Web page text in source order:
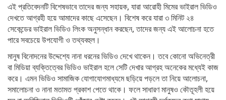
এই প্রতিবেদনটি বিশেষভাবে তাদের জন্য সহায়ক, যারা আরোহী মিমের ভাইরাল ভিডিও
দেখতে আগ্রহী হয়ে আমাদের কাছে এসেছেন। বিশেষ করে যারা ৩ মিনিট ২৪
সেকেন্ডের ভাইরাল ভিডিও লিংক অনুসন্ধান করছেন, তাদের জন্য এই আলোচনা হতে
পারে সবচেয়ে উপযোগী ও তথ্যবহুল।
মানুষ বিনোদনের উদ্দেশ্যে নানা ধরনের ভিডিও দেখে থাকেন। তবে কোনো অভিনেত্রী
বা মিডিয়া ব্যক্তিত্বের ভিডিও ভাইরাল হলে সেটি দেখার আগ্রহ অনেকের মধ্যেই কাজ
করে। এমন ভিডিও সামাজিক যোগাযোগমাধ্যমে ছড়িয়ে পড়লে তা নিয়ে আলোচনা,
সমালোচনা ও নানা মতামত প্রকাশ পেতে থাকে। ফলে সাধারণ মানুষও কৌতূহলী হয়ে